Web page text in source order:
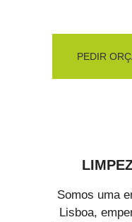
PEDIR
Somos uma
Lisboa,